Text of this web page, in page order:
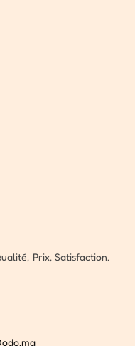
Prix, Satisfaction.